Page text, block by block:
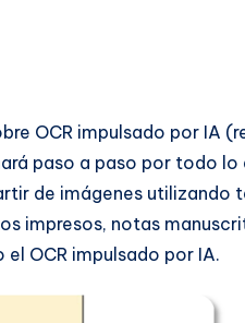
OCR impulsado por IA
paso a paso por todo lo
de imágenes utilizando
impresos, notas
OCR impulsado por IA.